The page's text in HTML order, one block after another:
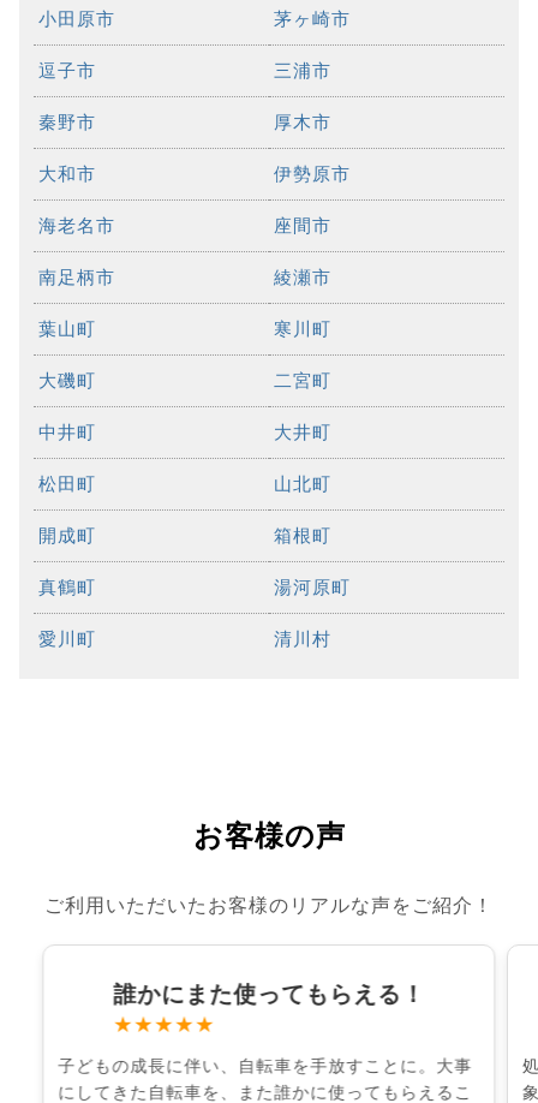
小田原市 茅ヶ崎市
逗子市 三浦市
秦野市 厚木市
大和市 伊勢原市
海老名市 座間市
南足柄市 綾瀬市
葉山町 寒川町
大磯町 二宮町
中井町 大井町
松田町 山北町
開成町 箱根町
真鶴町 湯河原町
愛川町 清川村
お客様の声
ご利用いただいたお客様のリアルな声をご紹介！
誰かにまた使ってもらえる！
★★★★★
子どもの成長に伴い、自転車を手放すことに。大事
にしてきた自転車を、また誰かに使ってもらえるこ